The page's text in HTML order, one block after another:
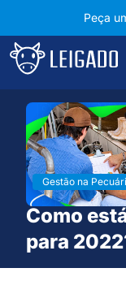
Cases
Peça
Leigado
Gestão na
Como
para